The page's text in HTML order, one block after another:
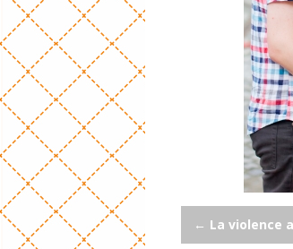
Post
← La violence